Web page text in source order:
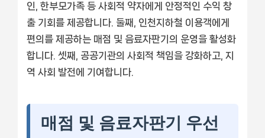
인, 한부모가족 등 사회적 약자에게 안정적인 수익 창
출 기회를 제공합니다. 둘째, 인천지하철 이용객에게
편의를 제공하는 매점 및 음료자판기의 운영을 활성화
합니다. 셋째, 공공기관의 사회적 책임을 강화하고, 지
역 사회 발전에 기여합니다.
매점 및 음료자판기 우선